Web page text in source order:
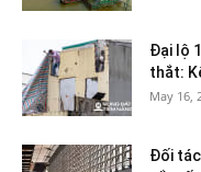
Đại lộ
thắt:
May 16,
Đối